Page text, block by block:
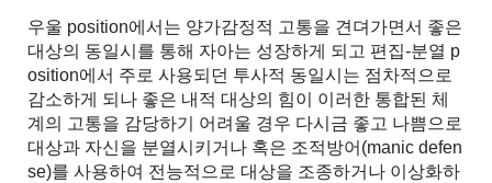
우울 position에서는 양가감정적 고통을 견뎌가면서 좋은
대상의 동일시를 통해 자아는 성장하게 되고 편집-분열 p
osition에서 주로 사용되던 투사적 동일시는 점차적으로
감소하게 되나 좋은 내적 대상의 힘이 이러한 통합된 체
계의 고통을 감당하기 어려울 경우 다시금 좋고 나쁨으로
대상과 자신을 분열시키거나 혹은 조적방어(manic defen
se)를 사용하여 전능적으로 대상을 조종하거나 이상화하